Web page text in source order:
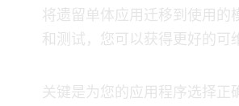
将遗留Java单体应用迁移到使用
和测试，您可以获得更好的可
关键是为您的应用程序选择正